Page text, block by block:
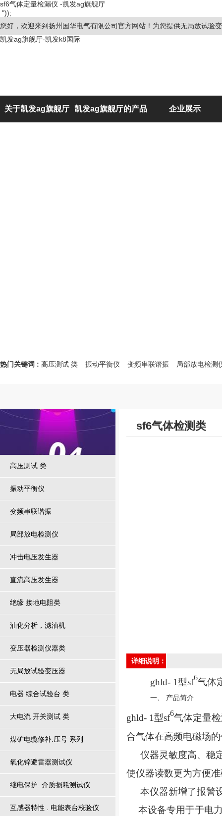
sf6气体定量检漏仪 -凯发ag旗舰厅
"));
您好，欢迎来到扬州国华电气有限公司官方网站！为您提供无局放试验
凯发ag旗舰厅-凯发k8国际
关于凯发ag旗舰厅 凯发ag旗舰厅的产品 企业展示
热门关键词 : 高压测试 类 振动平衡仪 变频串联谐振 局部放电检测
高压测试 类
振动平衡仪
变频串联谐振
局部放电检测仪
冲击电压发生器
直流高压发生器
绝缘 接地电阻类
油化分析，滤油机
变压器检测仪器类
无局放试验变压器
电器 综合试验台 类
大电流 开关测试 类
煤矿电缆修补.压号 系列
氧化锌避雷器测试仪
继电保护. 介质损耗测试仪
互感器特性 . 电能表台校验仪
sf6气体检测类
详细说明：
ghld- 1型sf6气体
一、 产品简介
ghld- 1型sf6气体定量
合气体在高频电磁场
仪器灵敏度高、稳
使仪器读数更为方便
本仪器新增了报警
本设备专用于于电